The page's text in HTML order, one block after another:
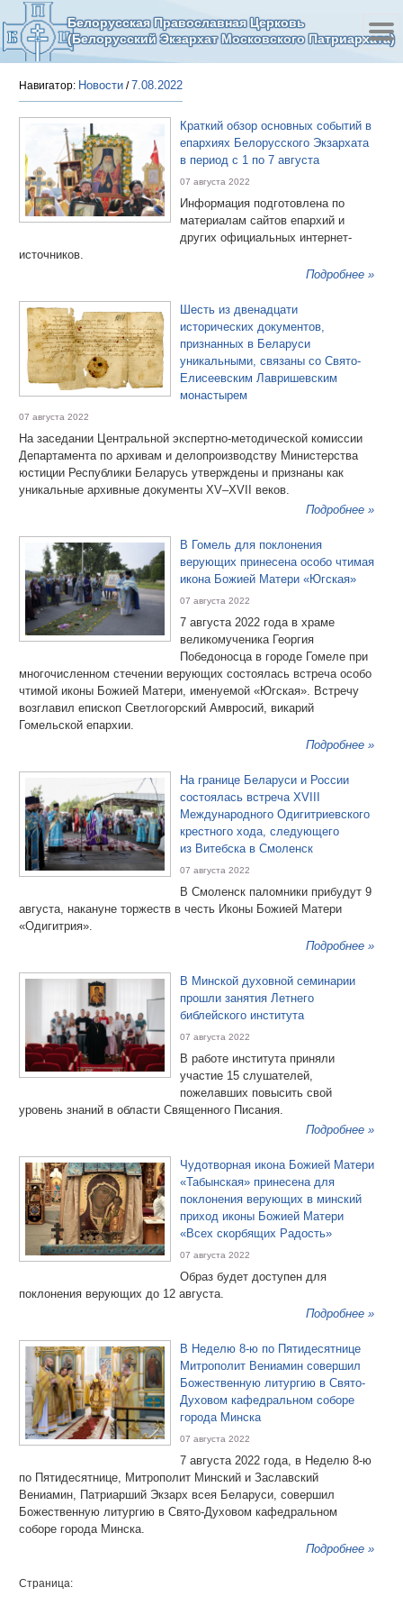
Белорусская Православная Церковь
(Белорусский Экзархат Московского Патриархата)
Навигатор: Новости /7.08.2022
Краткий обзор основных событий в
епархиях Белорусского Экзархата
в период с 1 по 7 августа
07 августа 2022
Информация подготовлена по
материалам сайтов епархий и
других официальных интернет-
источников.
Подробнее »
Шесть из двенадцати
исторических документов,
признанных в Беларуси
уникальными, связаны со Свято-
Елисеевским Лавришевским
монастырем
07 августа 2022
На заседании Центральной экспертно-методической комиссии
Департамента по архивам и делопроизводству Министерства
юстиции Республики Беларусь утверждены и признаны как
уникальные архивные документы XV–XVІІ веков.
Подробнее »
В Гомель для поклонения
верующих принесена особо чтимая
икона Божией Матери «Югская»
07 августа 2022
7 августа 2022 года в храме
великомученика Георгия
Победоносца в городе Гомеле при
многочисленном стечении верующих состоялась встреча особо
чтимой иконы Божией Матери, именуемой «Югская». Встречу
возглавил епископ Светлогорский Амвросий, викарий
Гомельской епархии.
Подробнее »
На границе Беларуси и России
состоялась встреча XVIII
Международного Одигитриевского
крестного хода, следующего
из Витебска в Смоленск
07 августа 2022
В Смоленск паломники прибудут 9
августа, накануне торжеств в честь Иконы Божией Матери
«Одигитрия».
Подробнее »
В Минской духовной семинарии
прошли занятия Летнего
библейского института
07 августа 2022
В работе института приняли
участие 15 слушателей,
пожелавших повысить свой
уровень знаний в области Священного Писания.
Подробнее »
Чудотворная икона Божией Матери
«Табынская» принесена для
поклонения верующих в минский
приход иконы Божией Матери
«Всех скорбящих Радость»
07 августа 2022
Образ будет доступен для
поклонения верующих до 12 августа.
Подробнее »
В Неделю 8-ю по Пятидесятнице
Митрополит Вениамин совершил
Божественную литургию в Свято-
Духовом кафедральном соборе
города Минска
07 августа 2022
7 августа 2022 года, в Неделю 8-ю
по Пятидесятнице, Митрополит Минский и Заславский
Вениамин, Патриарший Экзарх всея Беларуси, совершил
Божественную литургию в Свято-Духовом кафедральном
соборе города Минска.
Подробнее »
Страница: